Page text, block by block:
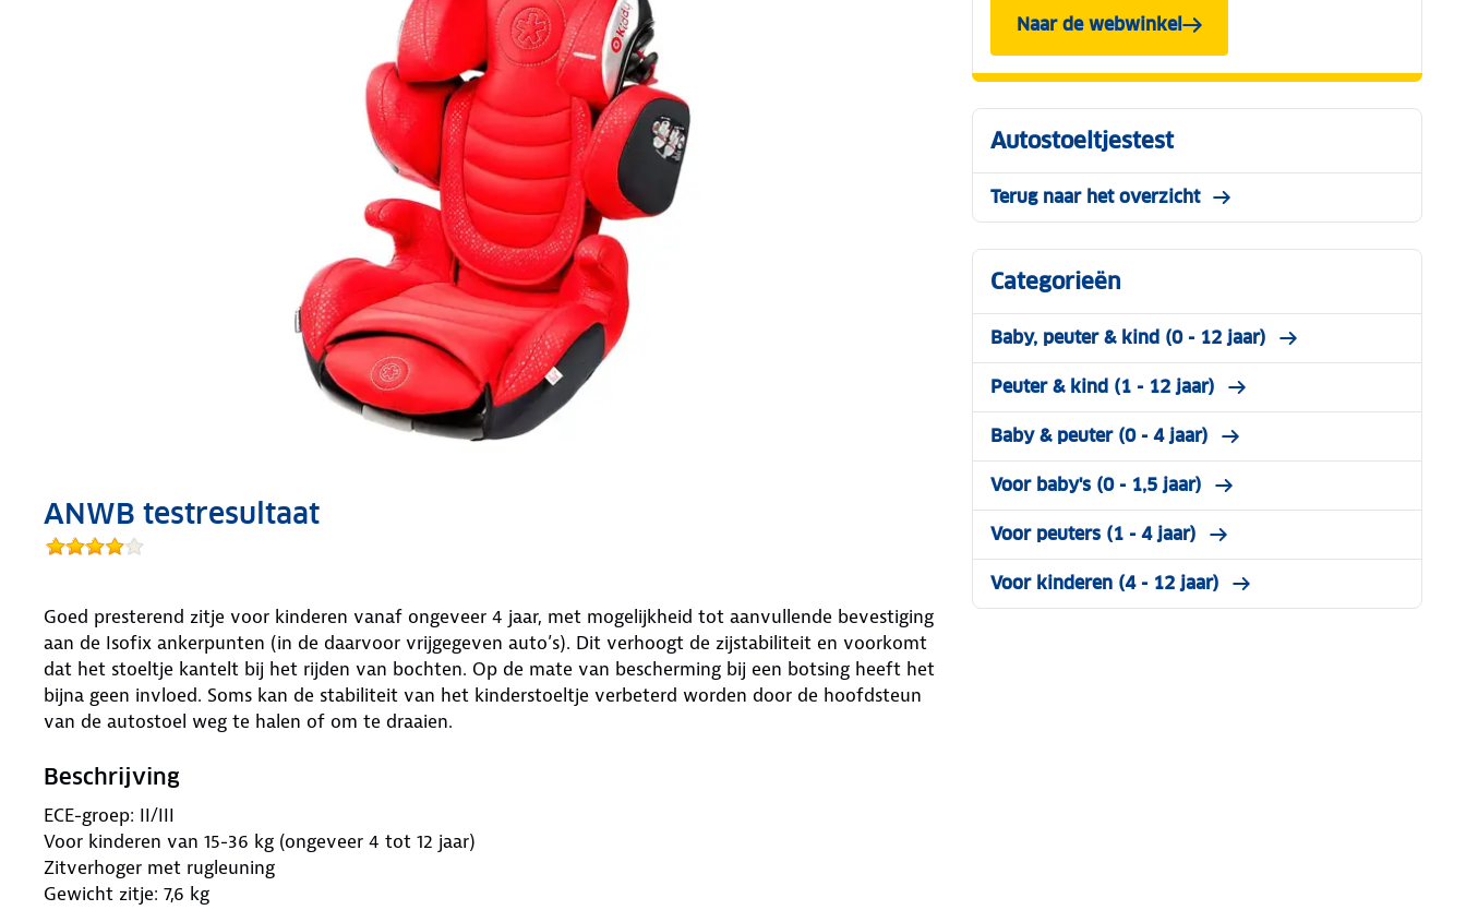
ANWB testresultaat
Goed presterend zitje voor kinderen vanaf ongeveer 4 jaar, met mogelijkheid tot aanvullende bevestiging
aan de Isofix ankerpunten (in de daarvoor vrijgegeven auto’s). Dit verhoogt de zijstabiliteit en voorkomt
dat het stoeltje kantelt bij het rijden van bochten. Op de mate van bescherming bij een botsing heeft het
bijna geen invloed. Soms kan de stabiliteit van het kinderstoeltje verbeterd worden door de hoofdsteun
van de autostoel weg te halen of om te draaien.
Beschrijving
ECE-groep: II/III
Voor kinderen van 15-36 kg (ongeveer 4 tot 12 jaar)
Zitverhoger met rugleuning
Gewicht zitje: 7,6 kg
Naar de webwinkel
Autostoeltjestest
Terug naar het overzicht
Categorieën
Baby, peuter & kind (0 - 12 jaar)
Peuter & kind (1 - 12 jaar)
Baby & peuter (0 - 4 jaar)
Voor baby's (0 - 1,5 jaar)
Voor peuters (1 - 4 jaar)
Voor kinderen (4 - 12 jaar)